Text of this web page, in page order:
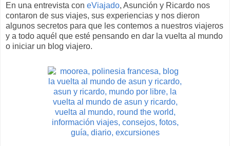
En una entrevista con eViajado, Asunción y Ricardo nos
contaron de sus viajes, sus experiencias y nos dieron
algunos secretos para que les contemos a nuestros viajeros
y a todo aquél que esté pensando en dar la vuelta al mundo
o iniciar un blog viajero.